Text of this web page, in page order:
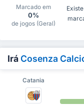
Marcado em
0%
de jogos (Geral)
Irá Cosenza
Catania